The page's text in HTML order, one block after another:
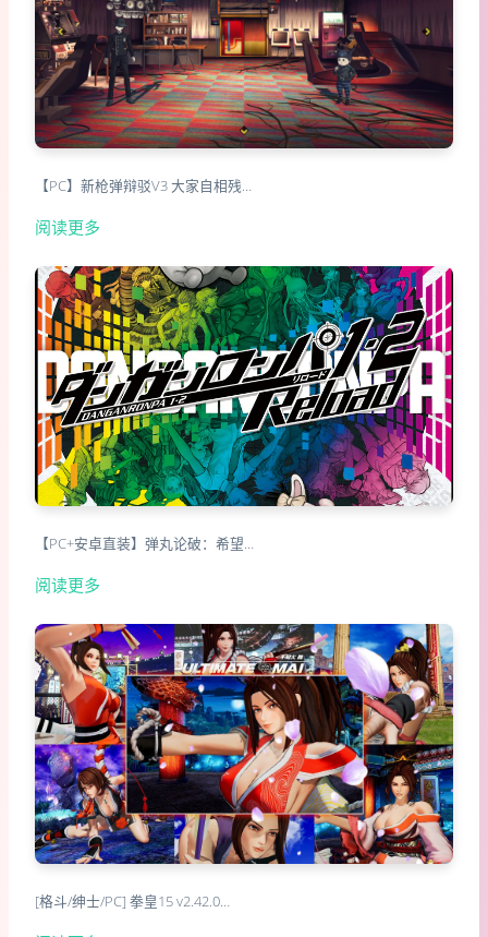
【PC】新枪弹辩驳V3 大家自相残…
阅读更多
【PC+安卓直装】弹丸论破：希望…
阅读更多
[格斗/绅士/PC] 拳皇15 v2.42.0…